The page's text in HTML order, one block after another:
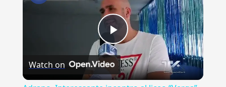
Play
Video
Watch on